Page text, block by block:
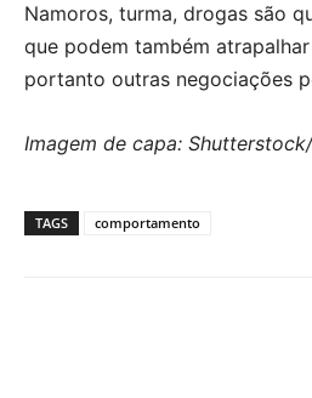
Namoros, turma, drogas são
que podem também
portanto outras negociações
Imagem de capa: Shutterstock/
TAGS comportamento